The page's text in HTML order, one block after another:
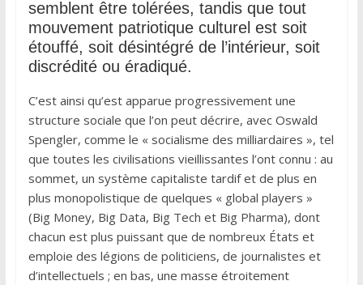
semblent être tolérées, tandis que tout
mouvement patriotique culturel est soit
étouffé, soit désintégré de l’intérieur, soit
discrédité ou éradiqué.
C’est ainsi qu’est apparue progressivement une
structure sociale que l’on peut décrire, avec Oswald
Spengler, comme le « socialisme des milliardaires », tel
que toutes les civilisations vieillissantes l’ont connu : au
sommet, un système capitaliste tardif et de plus en
plus monopolistique de quelques « global players »
(Big Money, Big Data, Big Tech et Big Pharma), dont
chacun est plus puissant que de nombreux États et
emploie des légions de politiciens, de journalistes et
d’intellectuels ; en bas, une masse étroitement